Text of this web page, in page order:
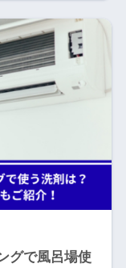
グで風呂場使